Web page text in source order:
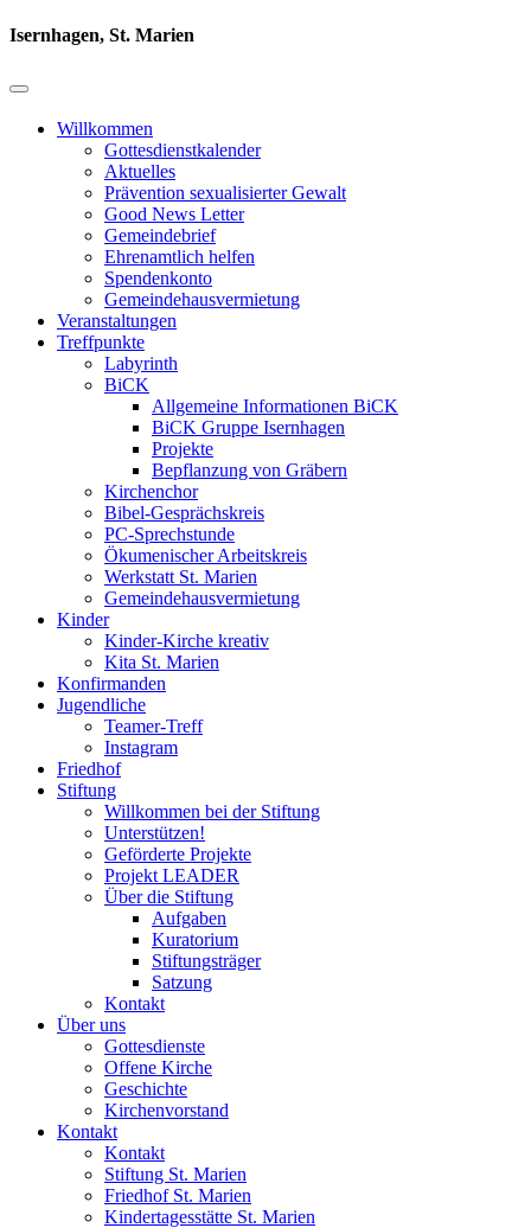
Isernhagen, St. Marien
Willkommen
Gottesdienstkalender
Aktuelles
Prävention sexualisierter Gewalt
Good News Letter
Gemeindebrief
Ehrenamtlich helfen
Spendenkonto
Gemeindehausvermietung
Veranstaltungen
Treffpunkte
Labyrinth
BiCK
Allgemeine Informationen BiCK
BiCK Gruppe Isernhagen
Projekte
Bepflanzung von Gräbern
Kirchenchor
Bibel-Gesprächskreis
PC-Sprechstunde
Ökumenischer Arbeitskreis
Werkstatt St. Marien
Gemeindehausvermietung
Kinder
Kinder-Kirche kreativ
Kita St. Marien
Konfirmanden
Jugendliche
Teamer-Treff
Instagram
Friedhof
Stiftung
Willkommen bei der Stiftung
Unterstützen!
Geförderte Projekte
Projekt LEADER
Über die Stiftung
Aufgaben
Kuratorium
Stiftungsträger
Satzung
Kontakt
Über uns
Gottesdienste
Offene Kirche
Geschichte
Kirchenvorstand
Kontakt
Kontakt
Stiftung St. Marien
Friedhof St. Marien
Kindertagesstätte St. Marien